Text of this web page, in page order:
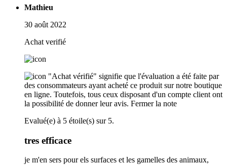
Mathieu
30 août 2022
Achat verifié
"Achat vérifié" signifie que l'évaluation a été faite par
des consommateurs ayant acheté ce produit sur notre boutique
en ligne. Toutefois, tous ceux disposant d'un compte client ont
la possibilité de donner leur avis. Fermer la note
Evalué(e) à 5 étoile(s) sur 5.
tres efficace
je m'en sers pour els surfaces et les gamelles des animaux,